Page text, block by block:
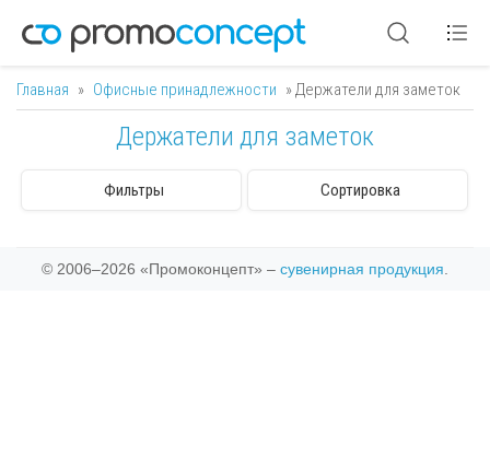
Вы здесь
Главная » Офисные принадлежности » Держатели для заметок
Держатели для заметок
Фильтры Сортировка
© 2006–2026 «Промоконцепт» – сувенирная продукция